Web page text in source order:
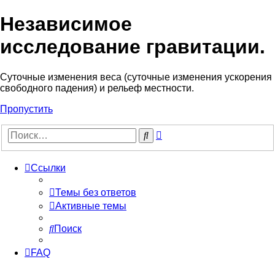
Независимое
исследование гравитации.
Cуточные изменения веса (суточные изменения ускорения
свободного падения) и рельеф местности.
Пропустить
Поиск
Ссылки
Темы без ответов
Активные темы
Поиск
FAQ